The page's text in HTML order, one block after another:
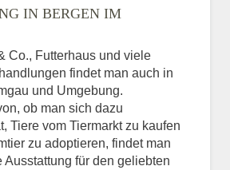
IN BERGEN IM
Co., Futterhaus und viele
findet man auch in
und Umgebung.
ob man sich dazu
Tiere vom Tiermarkt zu kaufen
zu adoptieren, findet man
Ausstattung für den geliebten